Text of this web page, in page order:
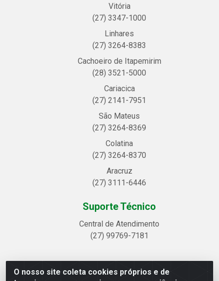
O nosso site coleta cookies próprios e de
Vitória
(27) 3347-1000
Linhares
(27) 3264-8383
Cachoeiro de Itapemirim
(28) 3521-5000
Cariacica
(27) 2141-7951
São Mateus
(27) 3264-8369
Colatina
(27) 3264-8370
Aracruz
(27) 3111-6446
Suporte Técnico
Central de Atendimento
(27) 99769-7181
Linhavix Distribuidora LTDA - Avenida Alegre, 2521 -